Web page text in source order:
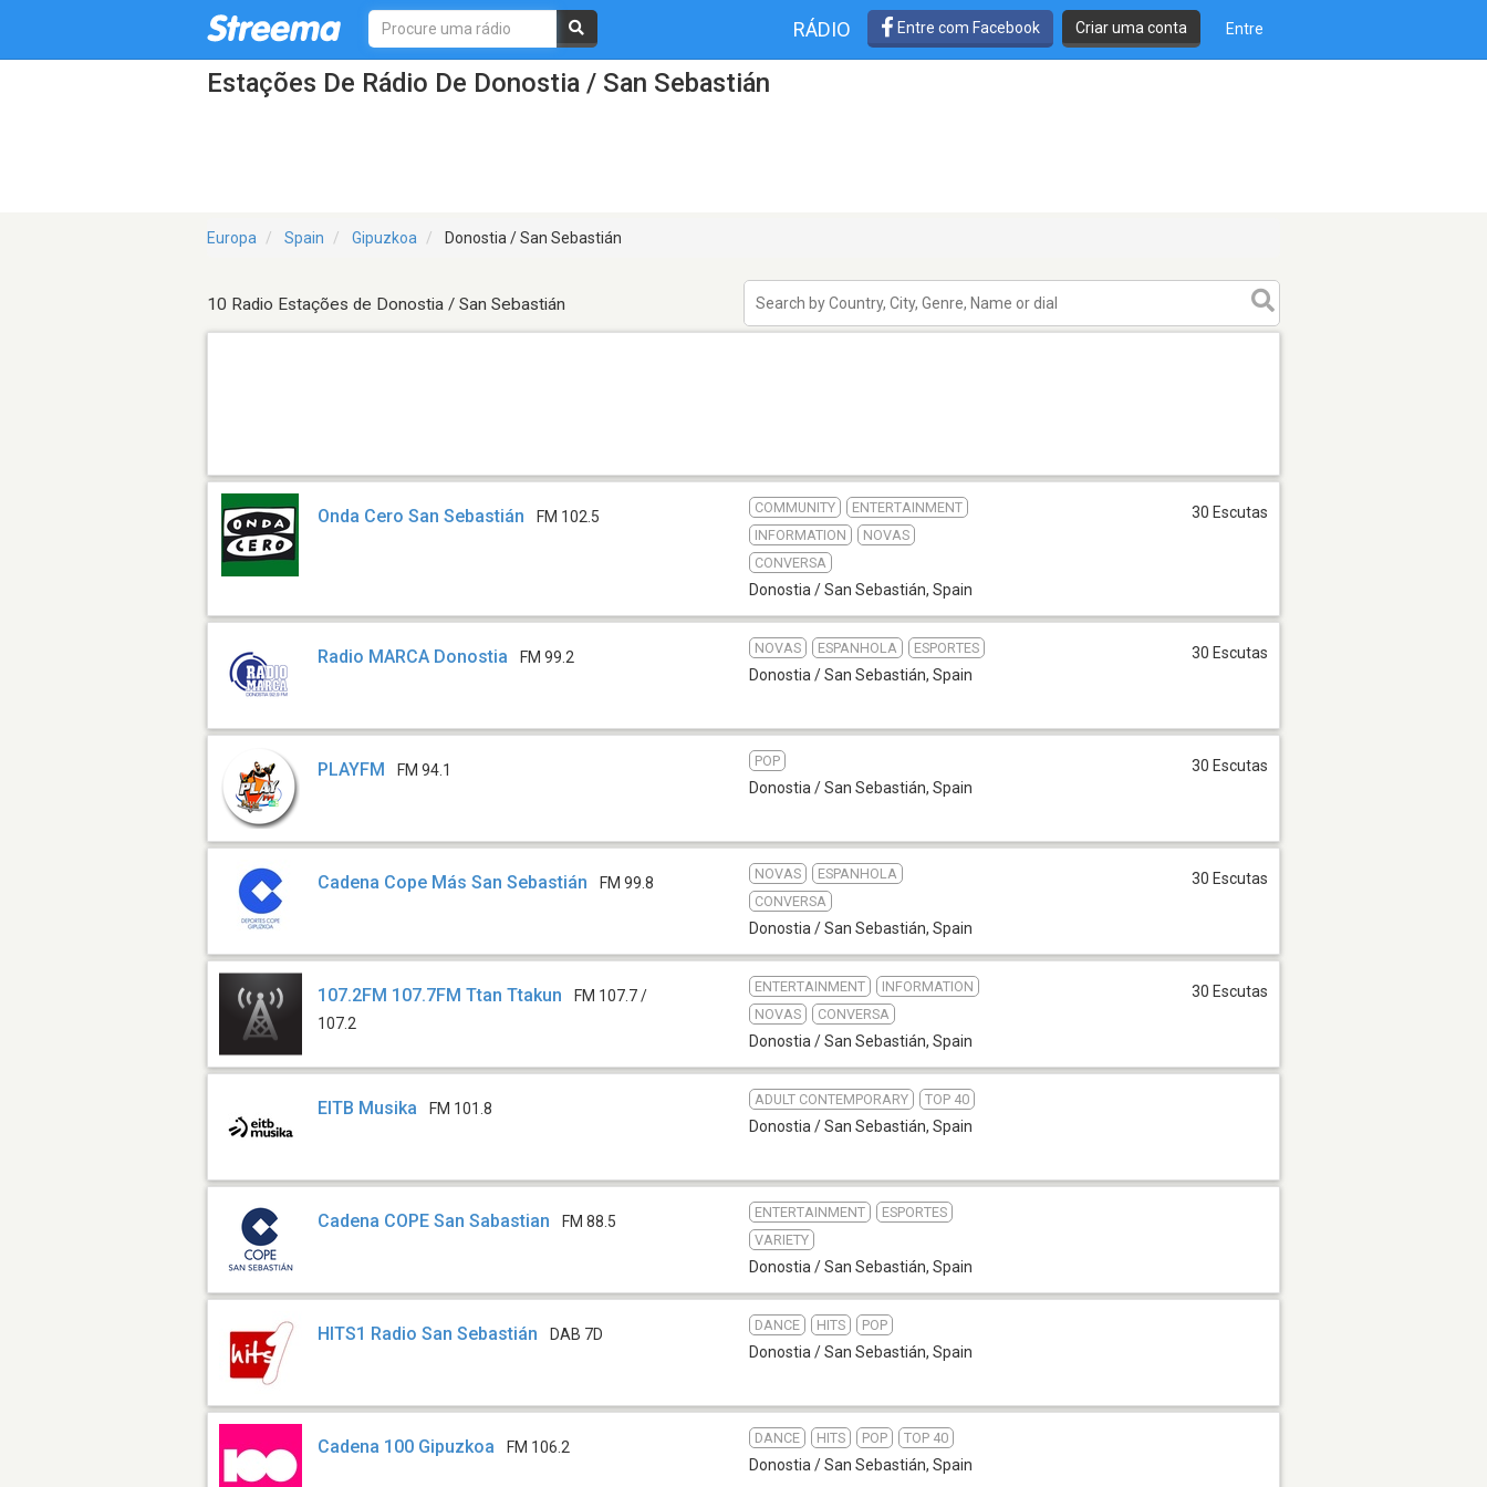
RÁDIO Entre com Facebook Criar uma conta Entre
Estações De Rádio De Donostia / San Sebastián
Europa Spain Gipuzkoa Donostia / San Sebastián
10 Radio Estações de Donostia / San Sebastián
Onda Cero San Sebastián FM 102.5
COMMUNITY
ENTERTAINMENT
INFORMATION
NOVAS
CONVERSA
Donostia / San Sebastián, Spain
30 Escutas
Radio MARCA Donostia FM 99.2
NOVAS ESPANHOLA ESPORTES
Donostia / San Sebastián, Spain
30 Escutas
PLAYFM FM 94.1
POP
Donostia / San Sebastián, Spain
30 Escutas
Cadena Cope Más San Sebastián FM 99.8
NOVAS
ESPANHOLA
CONVERSA
Donostia / San Sebastián, Spain
30 Escutas
107.2FM 107.7FM Ttan Ttakun
FM 107.7 /
107.2
ENTERTAINMENT
INFORMATION
NOVAS
CONVERSA
Donostia / San Sebastián, Spain
30 Escutas
EITB Musika FM 101.8
ADULT CONTEMPORARY TOP 40
Donostia / San Sebastián, Spain
Cadena COPE San Sabastian FM 88.5
ENTERTAINMENT
ESPORTES
VARIETY
Donostia / San Sebastián, Spain
HITS1 Radio San Sebastián DAB 7D
DANCE HITS POP
Donostia / San Sebastián, Spain
Cadena 100 Gipuzkoa FM 106.2
DANCE HITS POP TOP 40
Donostia / San Sebastián, Spain